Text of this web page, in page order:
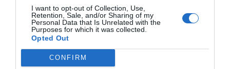
I want to opt-out of Collection, Use,
Retention, Sale, and/or Sharing of my
Personal Data that Is Unrelated with the
Purposes for which it was collected.
Opted Out
CONFIRM